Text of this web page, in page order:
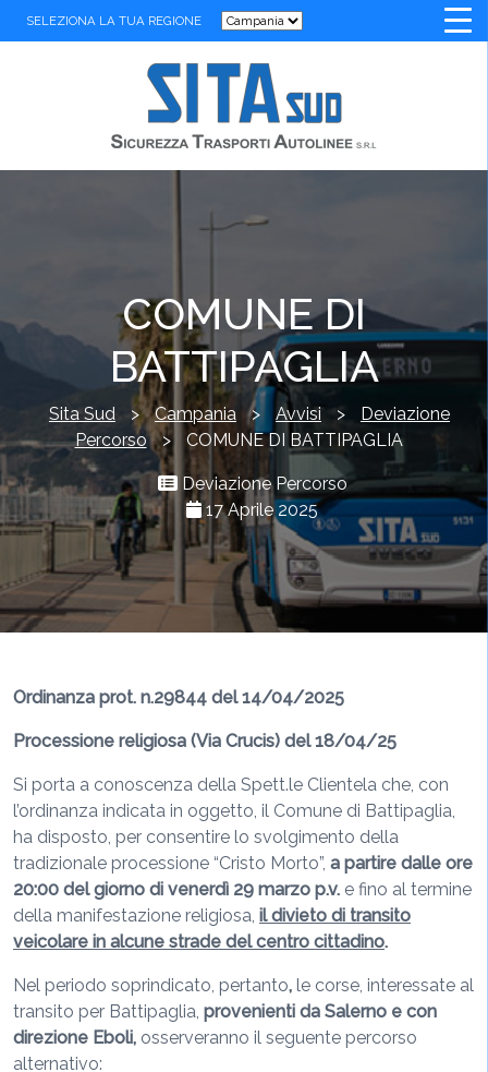
SELEZIONA LA TUA REGIONE
COMUNE DI
BATTIPAGLIA
Sita Sud > Campania > Avvisi >
Deviazione
Percorso > COMUNE DI BATTIPAGLIA
Deviazione Percorso
17 Aprile 2025
Ordinanza prot. n.29844 del 14/04/2025
Processione religiosa (Via Crucis) del 18/04/25
Si porta a conoscenza della Spett.le Clientela che, con
l’ordinanza indicata in oggetto, il Comune di Battipaglia,
ha disposto, per consentire lo svolgimento della
tradizionale processione “Cristo Morto”, a partire dalle ore
20:00 del giorno di venerdì 29 marzo p.v. e fino al termine
della manifestazione religiosa, il divieto di transito
veicolare in alcune strade del centro cittadino.
Nel periodo soprindicato, pertanto, le corse, interessate al
transito per Battipaglia, provenienti da Salerno e con
direzione Eboli, osserveranno il seguente percorso
alternativo: